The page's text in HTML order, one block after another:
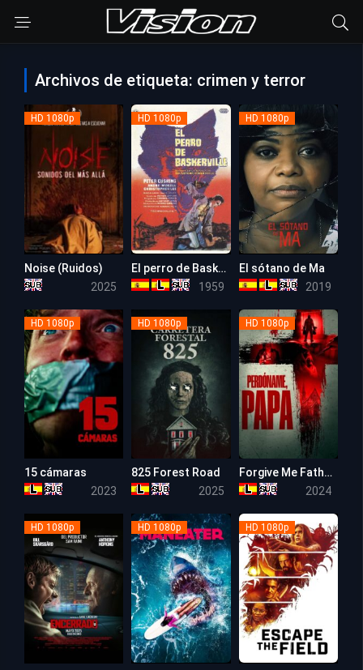
Archivos de etiqueta: crimen y terror
HD 1080p
Noise (Ruidos)
2025
HD 1080p
El perro de Baskerville
1959
HD 1080p
El sótano de Ma
2019
HD 1080p
15 cámaras
2023
HD 1080p
825 Forest Road
2025
HD 1080p
Forgive Me Father (Perdóname Papá)
2024
HD 1080p HD 1080p HD 1080p